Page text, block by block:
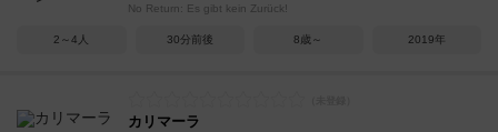
No Return: Es gibt kein Zurück!
2～4人 30分前後 8歳～ 2019年
カリマーラ